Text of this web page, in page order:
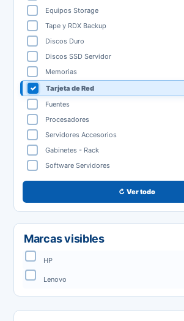
Equipos Storage
Tape y RDX Backup
Discos Duro
Discos SSD Servidor
Memorias
Tarjeta de Red
Fuentes
Procesadores
Servidores Accesorios
Gabinetes - Rack
Software Servidores
↻ Ver todo
Marcas visibles
HP
Lenovo